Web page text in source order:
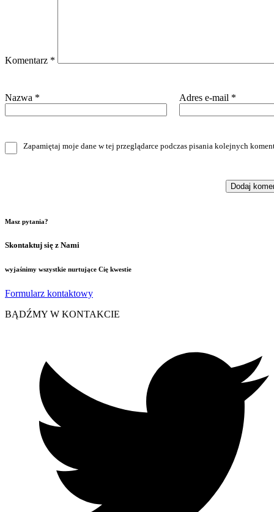
Komentarz *
Nazwa * Adres e-mail *
Zapamiętaj moje dane w tej przeglądarce podczas pisania kolejnych
Masz pytania?
Skontaktuj się z Nami
wyjaśnimy wszystkie nurtujące Cię kwestie
Formularz kontaktowy
BĄDŹMY W KONTAKCIE